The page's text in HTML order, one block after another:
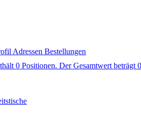
Adressen Bestellungen
0 Positionen. Der Gesamtwert beträgt